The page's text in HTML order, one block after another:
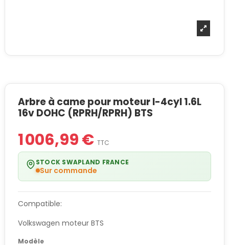
Arbre à came pour moteur I-4cyl 1.6L
16v DOHC (RPRH/RPRH) BTS
1 006,99 € TTC
STOCK SWAPLAND FRANCE
Sur commande
Compatible:
Volkswagen moteur BTS
Modèle